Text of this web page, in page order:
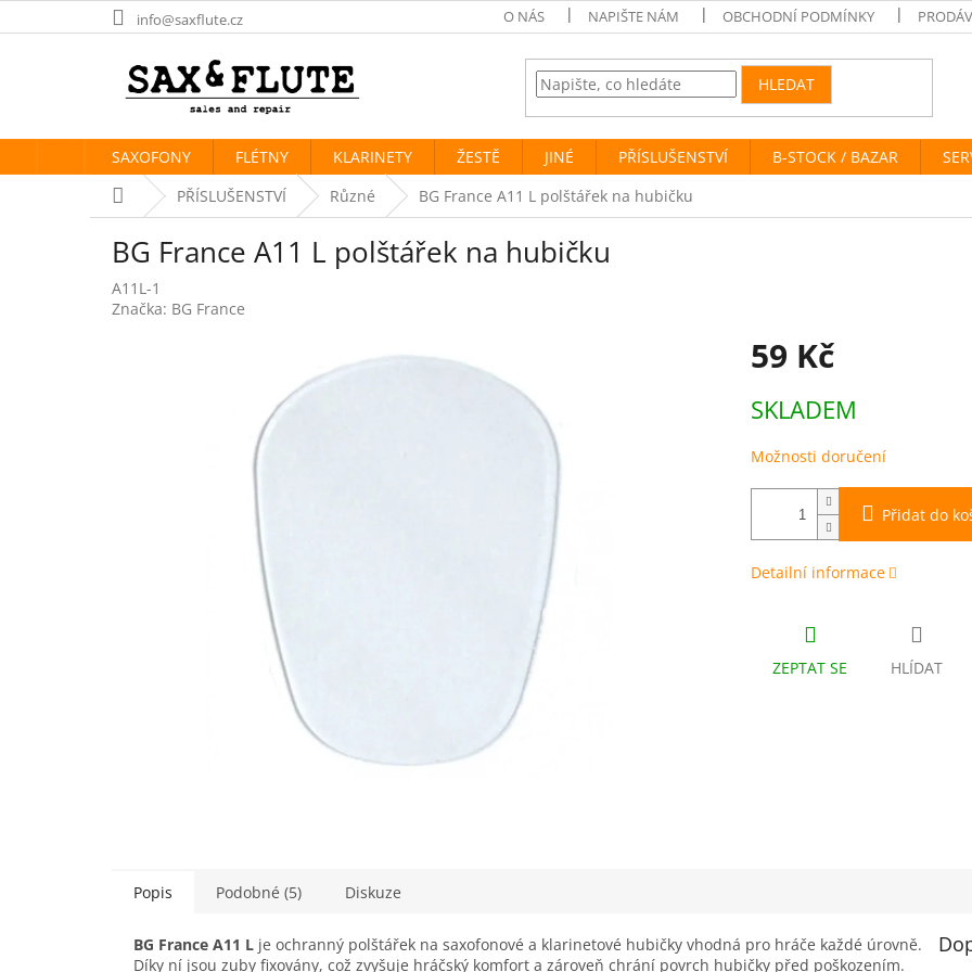
na
info@saxflute.cz O NÁS NAPIŠTE NÁM OBCHODNÍ PODMÍNKY
HLEDAT
SAXOFONY FLÉTNY KLARINETY ŽESTĚ JINÉ PŘÍSLUŠENSTVÍ B-STOCK / BAZAR
Domů PŘÍSLUŠENSTVÍ Různé BG France A11 L polštářek na hubičku
BG France A11 L polštářek na hubičku
A11L-1
Značka: BG France
59 Kč
cena:
SKLADEM
Možnosti doručení
Přidat do
Detailní informace
ZEPTAT SE HLÍDAT
Popis Podobné (5) Diskuze
BG France A11 L je ochranný polštářek na saxofonové a klarinetové hubičky vhodná pro hráče každé úrovně.
Díky ní jsou zuby fixovány, což zvyšuje hráčský komfort a zároveň chrání povrch hubičky před poškozením.